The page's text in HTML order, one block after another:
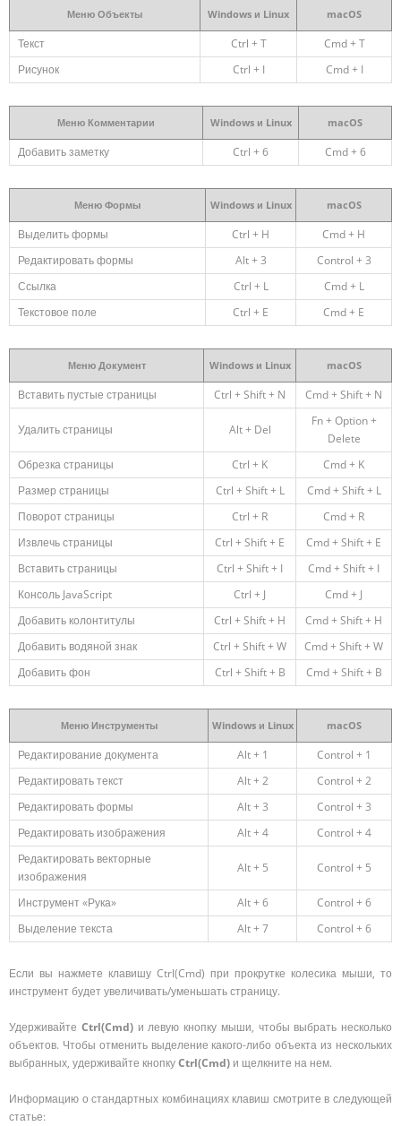
Меню Объекты Windows и Linux macOS
Текст Ctrl + T
Cmd + T
Рисунок
Ctrl + I Cmd + I
Меню Комментарии Windows и Linux macOS
Добавить заметку Ctrl + 6 Cmd + 6
Меню Формы Windows и Linux macOS
Выделить формы Ctrl + H
Cmd + H
Редактировать формы
Alt + 3
Control + 3
Ссылка
Ctrl + L
Cmd + L
Текстовое поле
Ctrl + E Cmd + E
Меню Документ Windows и Linux macOS
Вставить пустые страницы Ctrl + Shift + N Cmd + Shift + N
Удалить страницы Alt + Del
Fn + Option +
Delete
Обрезка страницы
Ctrl + K
Cmd + K
Размер страницы
Ctrl + Shift + L
Cmd + Shift + L
Поворот страницы
Ctrl + R
Cmd + R
Извлечь страницы
Ctrl + Shift + E
Cmd + Shift + E
Вставить страницы
Ctrl + Shift + I
Cmd + Shift + I
Консоль JavaScript
Ctrl + J
Cmd + J
Добавить колонтитулы
Ctrl + Shift + H
Cmd + Shift + H
Добавить водяной знак
Ctrl + Shift + W
Cmd + Shift + W
Добавить фон
Ctrl + Shift + B Cmd + Shift + B
Меню Инструменты Windows и Linux macOS
Редактирование документа Alt + 1
Control + 1
Редактировать текст
Alt + 2
Control + 2
Редактировать формы
Alt + 3
Control + 3
Редактировать изображения
Alt + 4
Control + 4
Редактировать векторные
изображения
Alt + 5 Control + 5
Инструмент «Рука» Alt + 6
Control + 6
Выделение текста
Alt + 7 Control + 6
Если вы нажмете клавишу Ctrl(Cmd) при прокрутке колесика мыши, то
инструмент будет увеличивать/уменьшать страницу.
Удерживайте Ctrl(Cmd)и левую кнопку мыши, чтобы выбрать несколько
объектов. Чтобы отменить выделение какого-либо объекта из нескольких
выбранных, удерживайте кнопкуCtrl(Cmd) и щелкните на нем.
Информацию о стандартных комбинациях клавиш смотрите в следующей
статье: